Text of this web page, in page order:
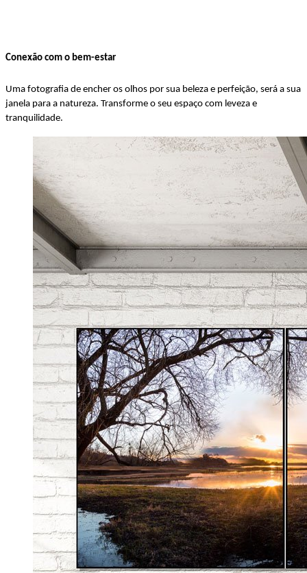
Conexão com o bem-estar
Uma fotografia de encher os olhos por sua beleza e perfeição, será a sua
janela para a natureza. Transforme o seu espaço com leveza e
tranquilidade.